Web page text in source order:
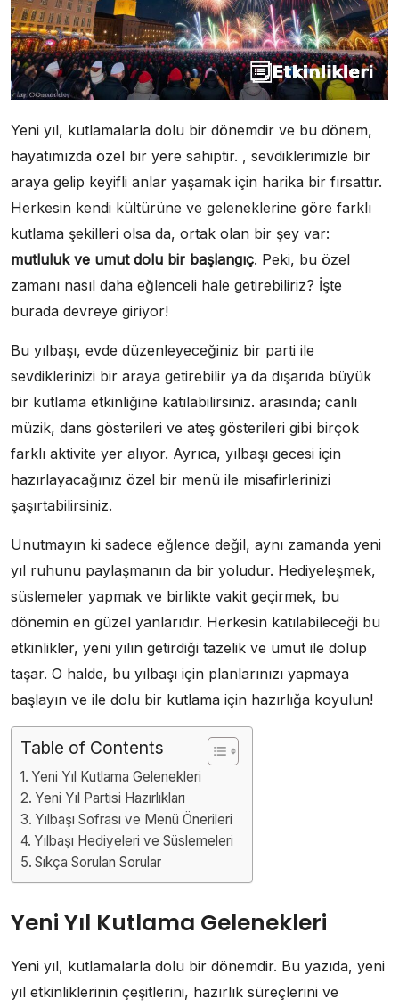
Yeni yıl, kutlamalarla dolu bir dönemdir ve bu dönem,
hayatımızda özel bir yere sahiptir. , sevdiklerimizle bir
araya gelip keyifli anlar yaşamak için harika bir fırsattır.
Herkesin kendi kültürüne ve geleneklerine göre farklı
kutlama şekilleri olsa da, ortak olan bir şey var:
mutluluk ve umut dolu bir başlangıç. Peki, bu özel
zamanı nasıl daha eğlenceli hale getirebiliriz? İşte
burada devreye giriyor!
Bu yılbaşı, evde düzenleyeceğiniz bir parti ile
sevdiklerinizi bir araya getirebilir ya da dışarıda büyük
bir kutlama etkinliğine katılabilirsiniz. arasında; canlı
müzik, dans gösterileri ve ateş gösterileri gibi birçok
farklı aktivite yer alıyor. Ayrıca, yılbaşı gecesi için
hazırlayacağınız özel bir menü ile misafirlerinizi
şaşırtabilirsiniz.
Unutmayın ki sadece eğlence değil, aynı zamanda yeni
yıl ruhunu paylaşmanın da bir yoludur. Hediyeleşmek,
süslemeler yapmak ve birlikte vakit geçirmek, bu
dönemin en güzel yanlarıdır. Herkesin katılabileceği bu
etkinlikler, yeni yılın getirdiği tazelik ve umut ile dolup
taşar. O halde, bu yılbaşı için planlarınızı yapmaya
başlayın ve ile dolu bir kutlama için hazırlığa koyulun!
Table of Contents
Yeni Yıl Kutlama Gelenekleri
Yeni Yıl Partisi Hazırlıkları
Yılbaşı Sofrası ve Menü Önerileri
Yılbaşı Hediyeleri ve Süslemeleri
Sıkça Sorulan Sorular
Yeni Yıl Kutlama Gelenekleri
Yeni yıl, kutlamalarla dolu bir dönemdir. Bu yazıda, yeni
yıl etkinliklerinin çeşitlerini, hazırlık süreçlerini ve